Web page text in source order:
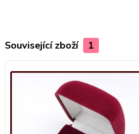
Související zboží 1